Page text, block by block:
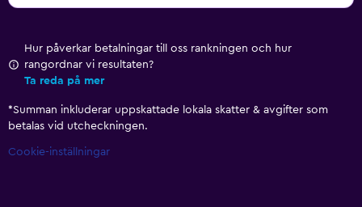
Hur påverkar betalningar till oss rankningen och hur
rangordnar vi resultaten?
Ta reda på mer
*Summan inkluderar uppskattade lokala skatter & avgifter som
betalas vid utcheckningen.
Cookie-inställningar